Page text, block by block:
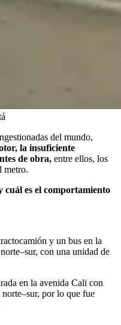
del mundo,
la insuficiente
de obra, entre ellos, los
metro.
cuál es el comportamiento
y un bus en la
con una unidad de
en la avenida Cali con
por lo que fue